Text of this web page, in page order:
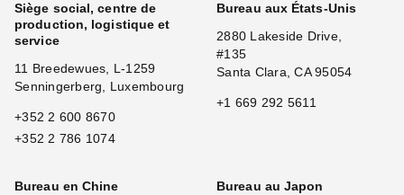
Siège social, centre de
production, logistique et
service
11 Breedewues, L-1259
Senningerberg, Luxembourg
+352 2 600 8670
+352 2 786 1074
Bureau aux États-Unis
2880 Lakeside Drive,
#135
Santa Clara, CA 95054
+1 669 292 5611
Bureau en Chine
Bureau au Japon